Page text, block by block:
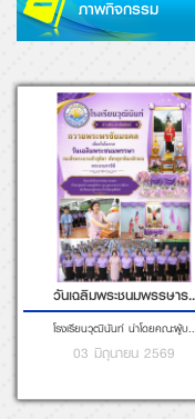
การแข่งขันกีฬา มาบตา..
05 กันยายน 2568